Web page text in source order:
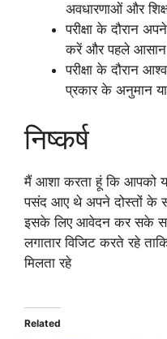
अवधारणाओं और
परीक्षा के दौरान
करें और पहले आसान
परीक्षा के दौरान
प्रकार के अनुमान
निष्कर्ष
मैं आशा करता हूं कि आपको
पसंद आए थे अपने दोस्तों के
इसके लिए आवेदन कर सके
लगातार विजिट करते रहे
मिलता रहे
Related